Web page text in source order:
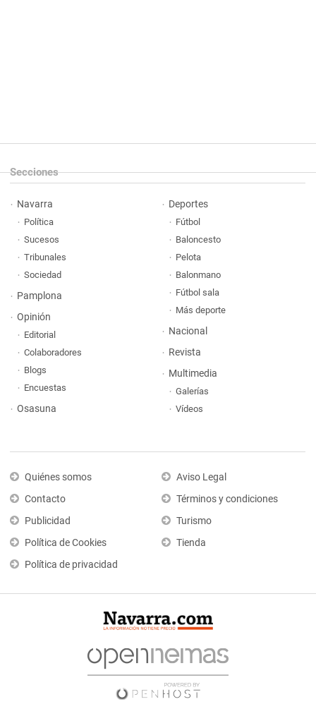
Secciones
Navarra
Política
Sucesos
Tribunales
Sociedad
Pamplona
Opinión
Editorial
Colaboradores
Blogs
Encuestas
Osasuna
Deportes
Fútbol
Baloncesto
Pelota
Balonmano
Fútbol sala
Más deporte
Nacional
Revista
Multimedia
Galerías
Vídeos
Quiénes somos
Contacto
Publicidad
Política de Cookies
Política de privacidad
Aviso Legal
Términos y condiciones
Turismo
Tienda